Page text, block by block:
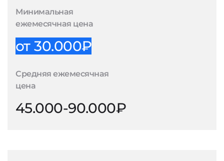
Минимальная
ежемесячная цена
от 30.000₽
Средняя ежемесячная
цена
45.000-90.000₽